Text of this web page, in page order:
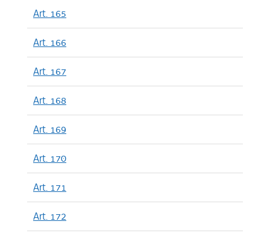
Art. 165
Art. 166
Art. 167
Art. 168
Art. 169
Art. 170
Art. 171
Art. 172